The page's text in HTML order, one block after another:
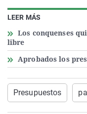
LEER MÁS
Los conquenses
libre
Aprobados los
Presupuestos